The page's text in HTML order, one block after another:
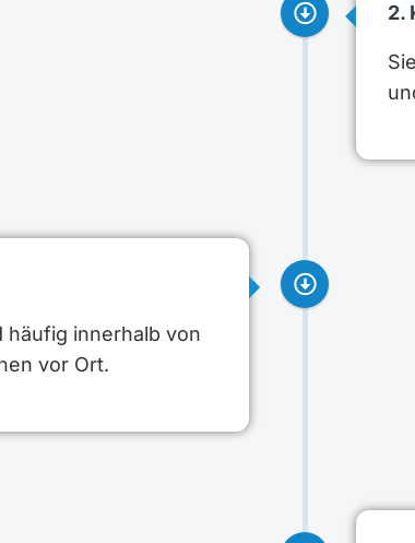
2.
häufig innerhalb von
vor Ort.